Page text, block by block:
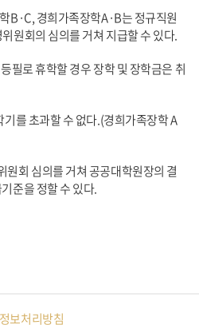
B·C, 경희가족장학A·B는 정규직원
원회의 심의를 거쳐 지급할 수 있다.
필로 휴학할 경우 장학 및 장학금은 취
를 초과할 수 없다.(경희가족장학 A
회 심의를 거쳐 공공대학원장의 결
준을 정할 수 있다.
보처리방침